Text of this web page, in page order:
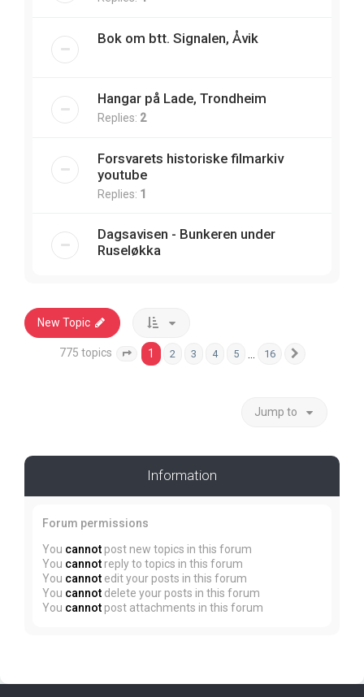
Bok om btt. Signalen, Åvik
Hangar på Lade, Trondheim
Replies: 2
Forsvarets historiske filmarkiv
youtube
Replies: 1
Dagsavisen - Bunkeren under
Ruseløkka
New Topic
775 topics Page 1 of 16
1 2 3 4 5 16
Jump to
Information
Forum permissions
You cannot post new topics in this forum
You cannot reply to topics in this forum
You cannot edit your posts in this forum
You cannot delete your posts in this forum
You cannot post attachments in this forum